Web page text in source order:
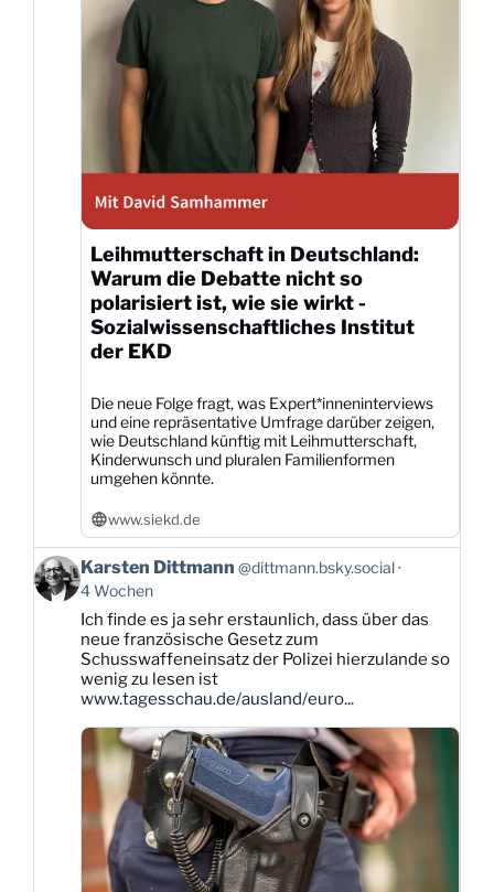
Leihmutterschaft in Deutschland:
Warum die Debatte nicht so
polarisiert ist, wie sie wirkt -
Sozialwissenschaftliches Institut
der EKD
Die neue Folge fragt, was Expert*inneninterviews
und eine repräsentative Umfrage darüber zeigen,
wie Deutschland künftig mit Leihmutterschaft,
Kinderwunsch und pluralen Familienformen
umgehen könnte.
www.siekd.de
Beitrag
von
Karsten
Dittmann
Bluesky
ansehen
Karsten Dittmann @dittmann.bsky.social
4 Wochen
Ich finde es ja sehr erstaunlich, dass über das
neue französische Gesetz zum
Schusswaffeneinsatz der Polizei hierzulande so
wenig zu lesen ist
www.tagesschau.de/ausland/euro...